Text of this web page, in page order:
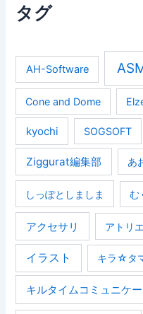
タグ
AH-Software
Cone and Dome
kyochi SOGSOFT
Ziggurat編集部 あ
しっぽとしましま む
アクセサリ アトリ
イラスト キラ☆タ
キルタイムコミュニケ